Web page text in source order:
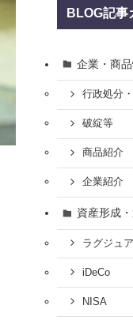
BLOG記事
企業・商
行政処分
破綻等
商品紹介
企業紹介
資産形成
ラグジュ
iDeCo
NISA